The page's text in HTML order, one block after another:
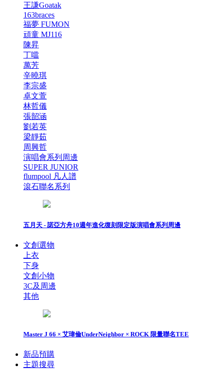
王謙Goatak
163braces
福夢 FUMON
頑童 MJ116
陳昇
丁噹
萬芳
辛曉琪
李宗盛
卓文萱
林哲儀
張韶涵
劉若英
梁靜茹
周興哲
演唱會系列周邊
SUPER JUNIOR
flumpool 凡人譜
滾石聯名系列
五月天 - 諾亞方舟10週年進化復刻限定版演唱會系列周邊
文創選物
上衣
下身
文創小物
3C及周邊
其他
Master J 66 × 艾瑋倫UnderNeighbor × ROCK 限量聯名TEE
新品預購
主題搜尋